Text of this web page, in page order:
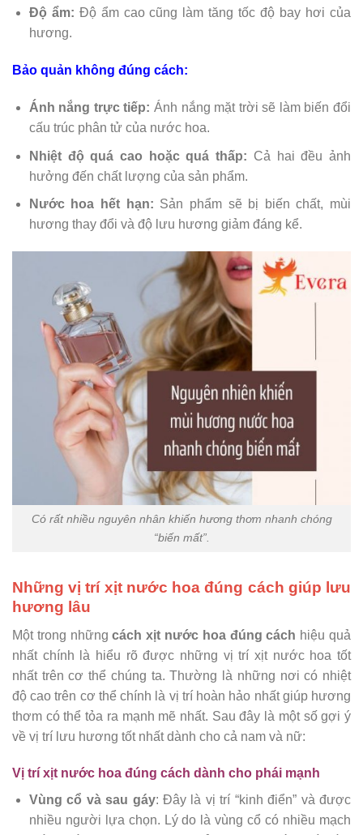
Độ ẩm: Độ ẩm cao cũng làm tăng tốc độ bay hơi của
hương.
Bảo quản không đúng cách:
Ánh nắng trực tiếp: Ánh nắng mặt trời sẽ làm biến đổi
cấu trúc phân tử của nước hoa.
Nhiệt độ quá cao hoặc quá thấp: Cả hai đều ảnh
hưởng đến chất lượng của sản phẩm.
Nước hoa hết hạn: Sản phẩm sẽ bị biến chất, mùi
hương thay đổi và độ lưu hương giảm đáng kể.
Có rất nhiều nguyên nhân khiến hương thơm nhanh chóng
“biến mất”.
Những vị trí xịt nước hoa đúng cách giúp lưu
hương lâu
Một trong nhữngcách xịt nước hoa đúng cách hiệu quả
nhất chính là hiểu rõ được những vị trí xịt nước hoa tốt
nhất trên cơ thể chúng ta. Thường là những nơi có nhiệt
độ cao trên cơ thể chính là vị trí hoàn hảo nhất giúp hương
thơm có thể tỏa ra mạnh mẽ nhất. Sau đây là một số gợi ý
về vị trí lưu hương tốt nhất dành cho cả nam và nữ:
Vị trí xịt nước hoa đúng cách dành cho phái mạnh
Vùng cổ và sau gáy: Đây là vị trí “kinh điển” và được
nhiều người lựa chọn. Lý do là vùng cổ có nhiều mạch